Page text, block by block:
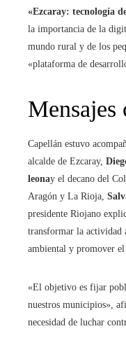
«Ezcaray: tecnología
la importancia de la
mundo rural y de los
«plataforma de
Mensajes
Capellán estuvo
alcalde de Ezcaray,
leonay el decano del
Aragón y La Rioja,
presidente Riojano
transformar la actividad
ambiental y promover
«El objetivo es fijar
nuestros municipios»,
necesidad de luchar